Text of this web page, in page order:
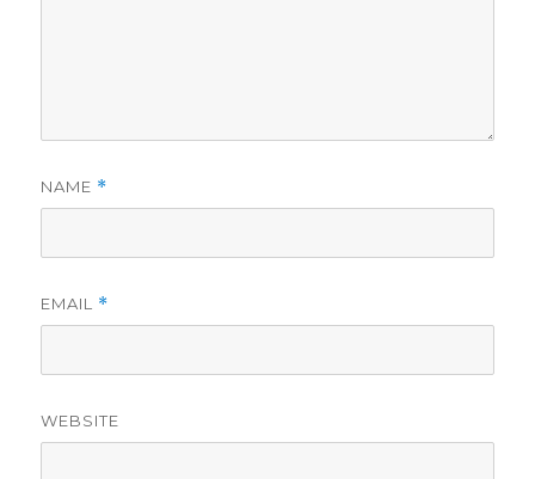
NAME *
EMAIL *
WEBSITE